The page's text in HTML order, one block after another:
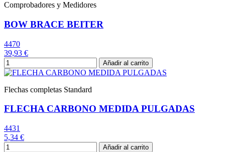
Comprobadores y Medidores
BOW BRACE BEITER
4470
39,93 €
Añadir al carrito
Flechas completas Standard
FLECHA CARBONO MEDIDA PULGADAS
4431
5,34 €
Añadir al carrito